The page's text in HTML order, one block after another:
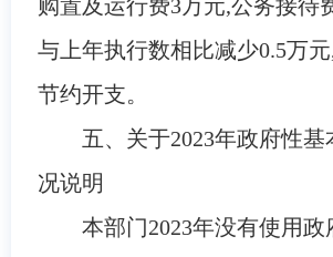
购置及运行费3万元,公务接待
与上年执行数相比减少0.5万元
节约开支。
五、关于2023年政府性基
况说明
本部门2023年没有使用政